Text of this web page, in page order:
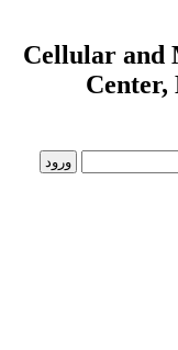
Cellular